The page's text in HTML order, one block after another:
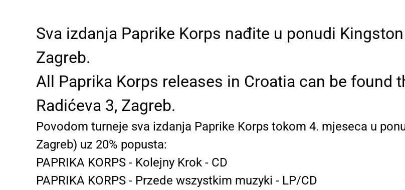
Sva izdanja Paprike Korps nađite u ponudi
Zagreb.
All Paprika Korps releases in Croatia can be found
Radićeva 3, Zagreb.
Povodom turneje sva izdanja Paprike Korps tokom 4. mjeseca u
Zagreb) uz 20% popusta:
PAPRIKA KORPS - Kolejny Krok - CD
PAPRIKA KORPS - Przede wszystkim muzyki - LP/CD